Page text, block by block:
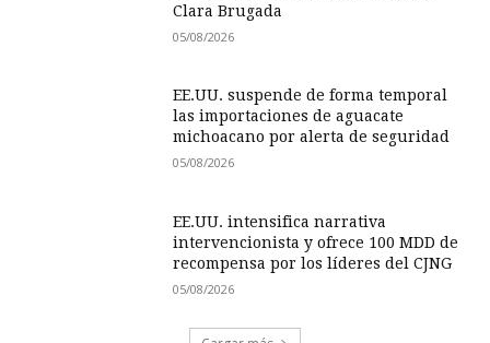
Clara Brugada
05/08/2026
EE.UU. suspende de forma temporal
las importaciones de aguacate
michoacano por alerta de seguridad
05/08/2026
EE.UU. intensifica narrativa
intervencionista y ofrece 100 MDD de
recompensa por los líderes del CJNG
05/08/2026